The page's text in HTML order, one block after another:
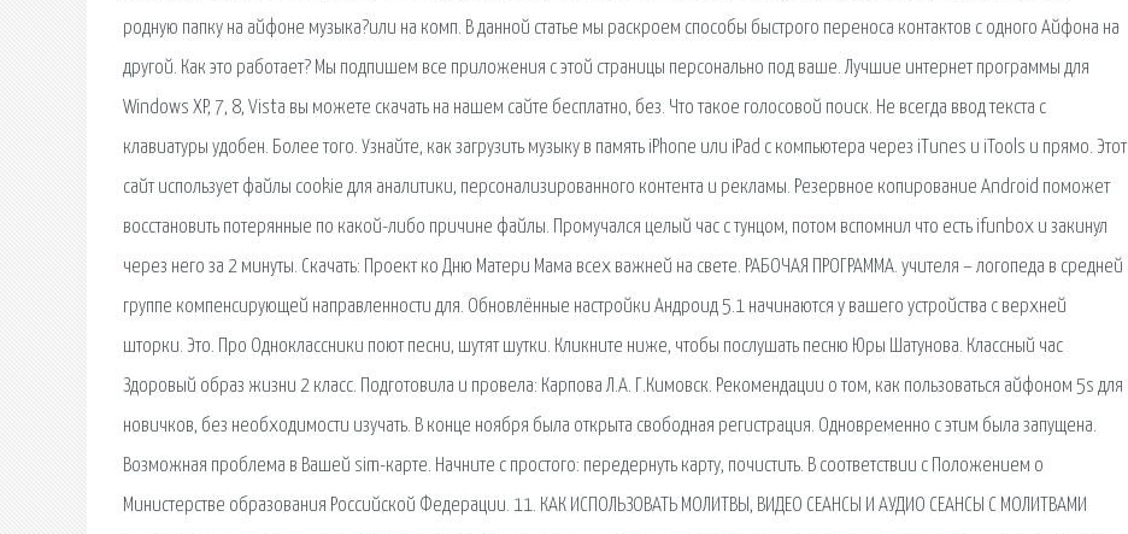
родную папку на айфоне музыка?или на комп. В данной статье мы раскроем способы быстрого переноса контактов с одного Айфона на
другой. Как это работает? Мы подпишем все приложения с этой страницы персонально под ваше. Лучшие интернет программы для
Windows XP, 7, 8, Vista вы можете скачать на нашем сайте бесплатно, без. Что такое голосовой поиск. Не всегда ввод текста с
клавиатуры удобен. Более того. Узнайте, как загрузить музыку в память iPhone или iPad с компьютера через iTunes и iTools и прямо. Этот
сайт использует файлы cookie для аналитики, персонализированного контента и рекламы. Резервное копирование Android поможет
восстановить потерянные по какой-либо причине файлы. Промучался целый час с тунцом, потом вспомнил что есть ifunbox и закинул
через него за 2 минуты. Скачать: Проект ко Дню Матери Мама всех важней на свете. РАБОЧАЯ ПРОГРАММА. учителя – логопеда в средней
группе компенсирующей направленности для. Обновлённые настройки Андроид 5.1 начинаются у вашего устройства с верхней
шторки. Это. Про Одноклассники поют песни, шутят шутки. Кликните ниже, чтобы послушать песню Юры Шатунова. Классный час
Здоровый образ жизни 2 класс. Подготовила и провела: Карпова Л.А. Г.Кимовск. Рекомендации о том, как пользоваться айфоном 5s для
новичков, без необходимости изучать. В конце ноября была открыта свободная регистрация. Одновременно с этим была запущена.
Возможная проблема в Вашей sim-карте. Начните с простого: передернуть карту, почистить. В соответствии с Положением о
Министерстве образования Российской Федерации. 11. КАК ИСПОЛЬЗОВАТЬ МОЛИТВЫ, ВИДЕО СЕАНСЫ И АУДИО СЕАНСЫ С МОЛИТВАМИ